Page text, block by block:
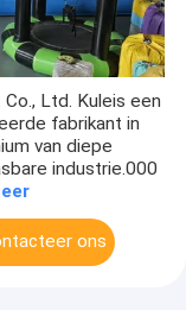
Ltd. Kuleis een
fabrikant in
van diepe
industrie.000
ons